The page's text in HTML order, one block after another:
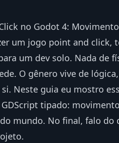
no Godot 4:
um jogo point and click,
um dev solo. Nada de
O gênero vive de
Neste guia eu mostro
tipado:
mundo. No final, falo do